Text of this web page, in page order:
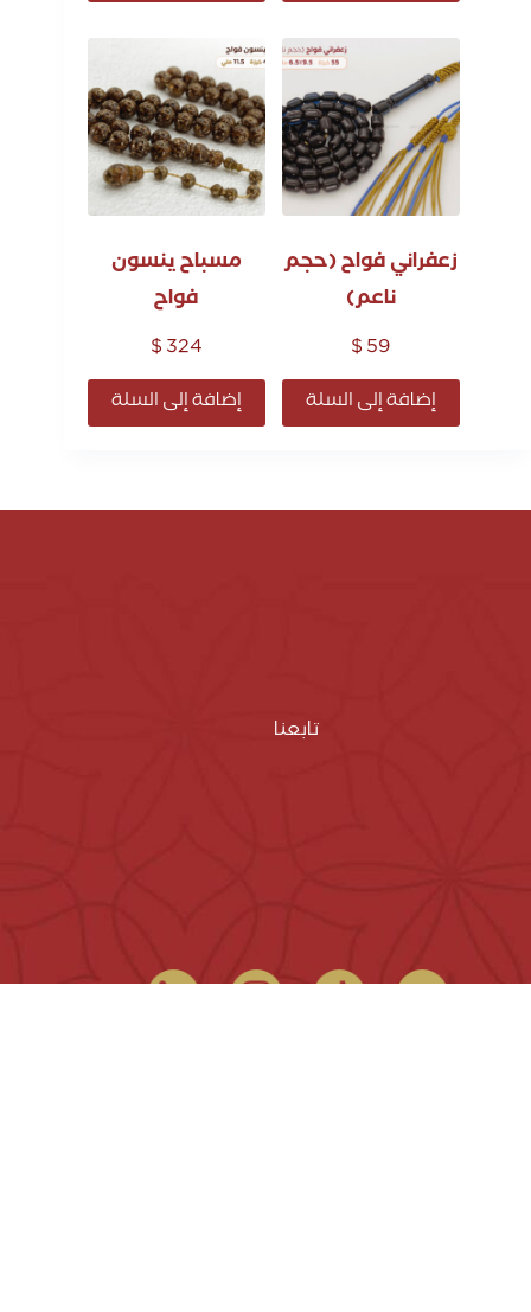
زعفراني فواح (حجم
ناعم)
$59
إضافة إلى السلة
مسباح ينسون
فواح
$324
إضافة إلى السلة
تابعنا